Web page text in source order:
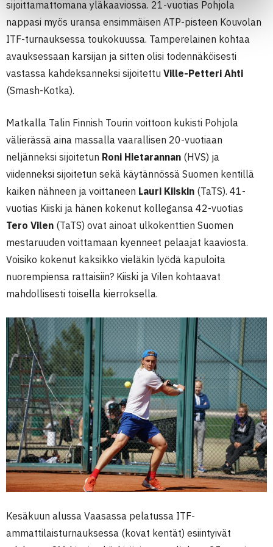
sijoittamattomana yläkaaviossa. 21-vuotias Pohjola
nappasi myös uransa ensimmäisen ATP-pisteen Kouvolan
ITF-turnauksessa toukokuussa. Tamperelainen kohtaa
avauksessaan karsijan ja sitten olisi todennäköisesti
vastassa kahdeksanneksi sijoitettu Ville-Petteri Ahti
(Smash-Kotka).
Matkalla Talin Finnish Tourin voittoon kukisti Pohjola
välierässä aina massalla vaarallisen 20-vuotiaan
neljänneksi sijoitetun Roni Hietarannan (HVS) ja
viidenneksi sijoitetun sekä käytännössä Suomen kentillä
kaiken nähneen ja voittaneen Lauri Kiiskin (TaTS). 41-
vuotias Kiiski ja hänen kokenut kollegansa 42-vuotias
Tero Vilen (TaTS) ovat ainoat ulkokenttien Suomen
mestaruuden voittamaan kyenneet pelaajat kaaviosta.
Voisiko kokenut kaksikko vieläkin lyödä kapuloita
nuorempiensa rattaisiin? Kiiski ja Vilen kohtaavat
mahdollisesti toisella kierroksella.
Kesäkuun alussa Vaasassa pelatussa ITF-
ammattilaisturnauksessa (kovat kentät) esiintyivät